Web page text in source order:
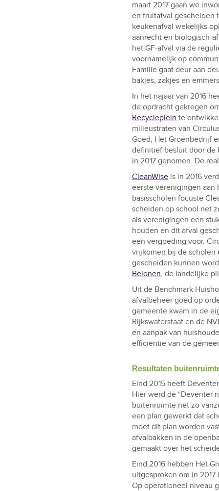
maart 2017 gaan we
en fruitafval gescheiden
keukenafval wekelijks
aanrecht en biologisch-
het GF-afval via de
voornamelijk op
Familie gaat deur aan
bakjes, zakjes en
In het najaar van 2016
de opdracht gekregen
Recycleplein te
milieustraten van
Goed, Het Groenbedrijf
definitief besluit door de
in 2017 genomen. De
CleanWise is in 2016
eerste verenigingen aan
basisscholen focuste
scheiden op school net
als verenigingen een
houden en dit afval
een vergoeding voor.
vrijkomen bij de
gescheiden kunnen
Belonen, de landelijke
Uit de Benchmark
afvalbeheer goed op
gemeente kwam in de
Rijkswaterstaat en de
en aanpak van
efficiëntie van de
Resultaten
Eind 2015 heeft
Hier werd de “Deventer
buitenruimte net zo
een plan gewerkt dat
moet dit plan worden
afvalbakken in de
gemaakt over het
Eind 2016 hebben Het
uitgesproken om in
Op operationeel niveau